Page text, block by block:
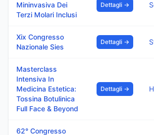
Mininvasiva Dei
Terzi Molari Inclusi
Dettagli →
Xix Congresso
Nazionale Sies
Dettagli →
Masterclass
Intensiva In
Medicina Estetica:
Tossina Botulinica
Full Face & Beyond
Dettagli →
62° Congresso